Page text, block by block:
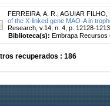
FERREIRA, A. R. ; AGUIAR FILHO,
of the X-linked gene MAO-A in
Research, v.14, n. 4, p. 12128-
Biblioteca(s): Embrapa Recursos
recuperados : 186